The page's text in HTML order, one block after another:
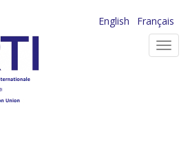
English
Français